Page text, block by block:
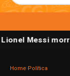
Messi
Home Política